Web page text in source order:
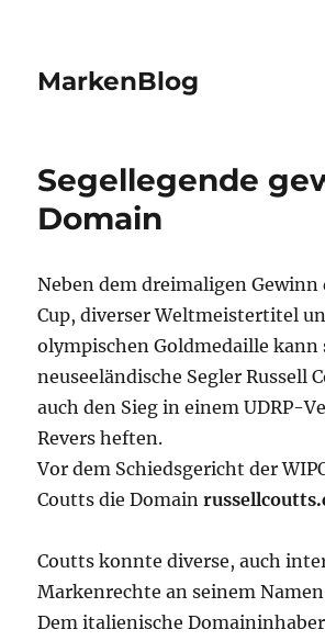
MarkenBlog
Segellegende
Domain
Neben dem dreimaligen Gewinn
Cup, diverser Weltmeistertitel
olympischen Goldmedaille kann
neuseeländische Segler Russell
auch den Sieg in einem UDRP-
Revers heften.
Vor dem Schiedsgericht der
Coutts die Domain
Coutts konnte diverse, auch
Markenrechte an seinem
Dem italienische